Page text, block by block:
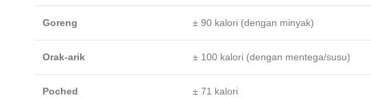
Goreng ± 90 kalori (dengan minyak)
Orak-arik ± 100 kalori (dengan mentega/susu)
Poched ± 71 kalori